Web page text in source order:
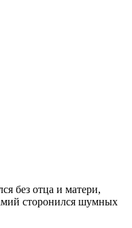
без отца и матери,
сторонился шумных